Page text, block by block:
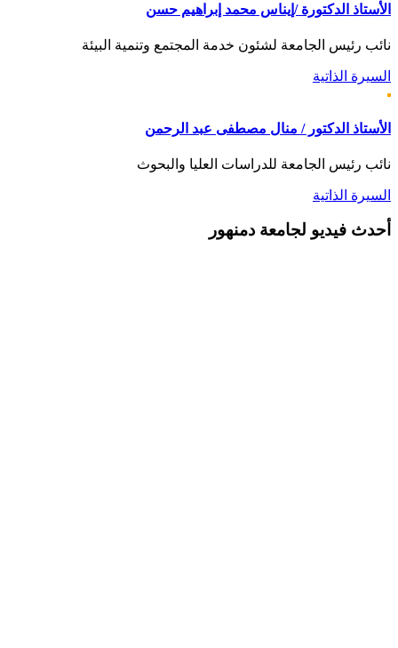
الأستاذ الدكتورة /إيناس محمد إبراهيم حسن
نائب رئيس الجامعة لشئون خدمة المجتمع وتنمية البيئة
السيرة الذاتية
الأستاذ الدكتور / منال مصطفى عبد الرحمن
نائب رئيس الجامعة للدراسات العليا والبحوث
السيرة الذاتية
أحدث فيديو لجامعة دمنهور